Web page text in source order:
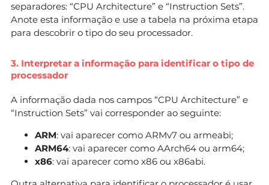
separadores: “CPU Architecture” e “Instruction Sets”.
Anote esta informação e use a tabela na próxima etapa
para descobrir o tipo do seu processador.
3. Interpretar a informação para identificar o tipo de
processador
A informação dada nos campos “CPU Architecture” e
“Instruction Sets” vai corresponder ao seguinte:
ARM: vai aparecer como ARMv7 ou armeabi;
ARM64: vai aparecer como AArch64 ou arm64;
x86: vai aparecer como x86 ou x86abi.